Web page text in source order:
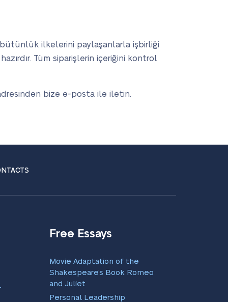
bütünlük ilkelerini paylaşanlarla işbirliği
Tüm siparişlerin içeriğini kontrol
bize e-posta ile iletin.
Free Essays
Movie Adaptation of the
Shakespeare’s Book Romeo
and Juliet
Personal Leadership